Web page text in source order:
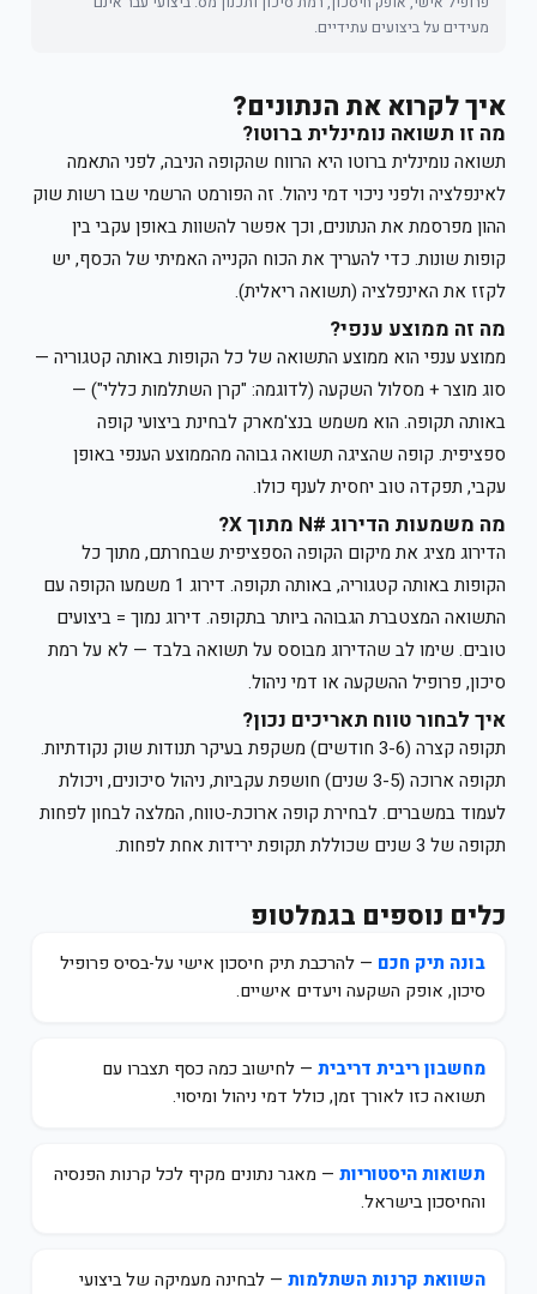
מעידים על ביצועים עתידיים.
איך לקרוא את הנתונים?
מה זו תשואה נומינלית ברוטו?
תשואה נומינלית ברוטו היא הרווח שהקופה הניבה, לפני התאמה
לאינפלציה ולפני ניכוי דמי ניהול. זה הפורמט הרשמי שבו רשות שוק
ההון מפרסמת את הנתונים, וכך אפשר להשוות באופן עקבי בין
קופות שונות. כדי להעריך את הכוח הקנייה האמיתי של הכסף, יש
לקזז את האינפלציה (תשואה ריאלית).
מה זה ממוצע ענפי?
ממוצע ענפי הוא ממוצע התשואה של כל הקופות באותה קטגוריה —
סוג מוצר + מסלול השקעה (לדוגמה: "קרן השתלמות כללי") —
באותה תקופה. הוא משמש בנצ'מארק לבחינת ביצועי קופה
ספציפית. קופה שהציגה תשואה גבוהה מהממוצע הענפי באופן
עקבי, תפקדה טוב יחסית לענף כולו.
מה משמעות הדירוג #N מתוך X?
הדירוג מציג את מיקום הקופה הספציפית שבחרתם, מתוך כל
הקופות באותה קטגוריה, באותה תקופה. דירוג 1 משמעו הקופה עם
התשואה המצטברת הגבוהה ביותר בתקופה. דירוג נמוך = ביצועים
טובים. שימו לב שהדירוג מבוסס על תשואה בלבד — לא על רמת
סיכון, פרופיל ההשקעה או דמי ניהול.
איך לבחור טווח תאריכים נכון?
תקופה קצרה (3-6 חודשים) משקפת בעיקר תנודות שוק נקודתיות.
תקופה ארוכה (3-5 שנים) חושפת עקביות, ניהול סיכונים, ויכולת
לעמוד במשברים. לבחירת קופה ארוכת-טווח, המלצה לבחון לפחות
תקופה של 3 שנים שכוללת תקופת ירידות אחת לפחות.
כלים נוספים בגמלטופ
בונה תיק חכם — להרכבת תיק חיסכון אישי על-בסיס פרופיל
סיכון, אופק השקעה ויעדים אישיים.
מחשבון ריבית דריבית — לחישוב כמה כסף תצברו עם
תשואה כזו לאורך זמן, כולל דמי ניהול ומיסוי.
תשואות היסטוריות — מאגר נתונים מקיף לכל קרנות הפנסיה
והחיסכון בישראל.
השוואת קרנות השתלמות — לבחינה מעמיקה של ביצועי